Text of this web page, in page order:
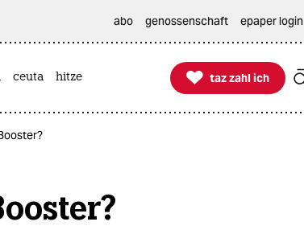
abo genossenschaft epaper login
ceuta hitze 
taz zahl ich
taz zahl ich